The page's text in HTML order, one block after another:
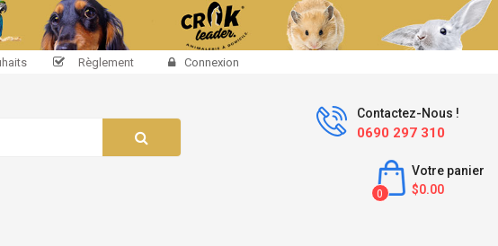
Règlement Connexion
Contactez-Nous !
0690 297 310
Votre panier
$0.00
0